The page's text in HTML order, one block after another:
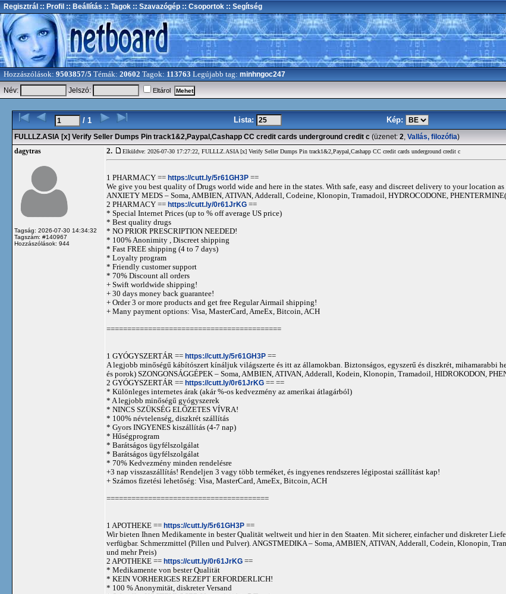
Regisztrál :: Profil :: Beállítás :: Tagok :: Szavazógép :: Csoportok :: Segítség
Hozzászólások: 9503857/5 Témák: 20602 Tagok: 113763 Legújabb tag: minhngoc247
Név: Jelszó: Eltárol
/ 1 Lista: Kép:
FULLLZ.ASIA [x] Verify Seller Dumps Pin track1&2,Paypal,Cashapp CC credit cards underground credit c (üzenet: 2, Vallás, filozófia)
dagytras
Tagság: 2026-07-30 14:34:32
Tagszám: #140967
Hozzászólások: 944
2. Elküldve: 2026-07-30 17:27:22, FULLLZ.ASIA [x] Verify Seller Dumps Pin track1&2,Paypal,Cashapp CC credit cards underground credit c
1 PHARMACY == https://cutt.ly/5r61GH3P ==
We give you best quality of Drugs world wide and here in the states. With safe, easy and discreet delivery to your location
ANXIETY MEDS – Soma, AMBIEN, ATIVAN, Adderall, Codeine, Klonopin, Tramadoil, HYDROCODONE,
2 PHARMACY == https://cutt.ly/0r61JrKG ==
* Special Internet Prices (up to % off average US price)
* Best quality drugs
* NO PRIOR PRESCRIPTION NEEDED!
* 100% Anonimity , Discreet shipping
* Fast FREE shipping (4 to 7 days)
* Loyalty program
* Friendly customer support
* 70% Discount all orders
+ Swift worldwide shipping!
+ 30 days money back guarantee!
+ Order 3 or more products and get free Regular Airmail shipping!
+ Many payment options: Visa, MasterCard, AmeEx, Bitcoin, ACH
==========================================
1 GYÓGYSZERTÁR == https://cutt.ly/5r61GH3P ==
A legjobb minőségű kábítószert kínáljuk világszerte és itt az államokban. Biztonságos, egyszerű és diszkrét,
és porok) SZONGONSÁGGÉPEK – Soma, AMBIEN, ATIVAN, Adderall, Kodein, Klonopin, Tramadoil, HIDROKODON,
2 GYÓGYSZERTÁR == https://cutt.ly/0r61JrKG == ==
* Különleges internetes árak (akár %-os kedvezmény az amerikai átlagárból)
* A legjobb minőségű gyógyszerek
* NINCS SZÜKSÉG ELŐZETES VÍVRA!
* 100% névtelenség, diszkrét szállítás
* Gyors INGYENES kiszállítás (4-7 nap)
* Hűségprogram
* Barátságos ügyfélszolgálat
* Barátságos ügyfélszolgálat
* 70% Kedvezmény minden rendelésre
+3 nap visszaszállítás! Rendeljen 3 vagy több terméket, és ingyenes rendszeres légipostai szállítást kap!
+ Számos fizetési lehetőség: Visa, MasterCard, AmeEx, Bitcoin, ACH
=======================================
1 APOTHEKE == https://cutt.ly/5r61GH3P ==
Wir bieten Ihnen Medikamente in bester Qualität weltweit und hier in den Staaten. Mit sicherer, einfacher und diskreter
verfügbar. Schmerzmittel (Pillen und Pulver). ANGSTMEDIKA – Soma, AMBIEN, ATIVAN, Adderall, Codein, Klonopin,
und mehr Preis)
2 APOTHEKE == https://cutt.ly/0r61JrKG ==
* Medikamente von bester Qualität
* KEIN VORHERIGES REZEPT ERFORDERLICH!
* 100 % Anonymität, diskreter Versand